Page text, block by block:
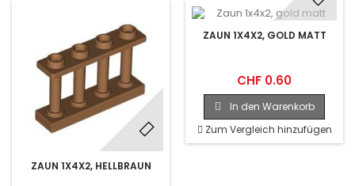
ZAUN 1X4X2, HELLBRAUN
ZAUN 1X4X2, GOLD MATT
CHF 0.60
In den Warenkorb
Zum Vergleich hinzufügen